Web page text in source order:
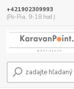
+421902309993
(Po-Pia, 9-18 hod.)